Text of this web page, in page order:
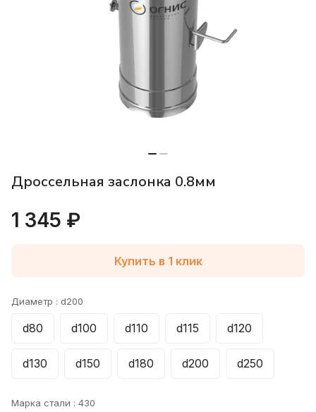
Дроссельная заслонка 0.8мм
1 345 ₽
Купить в 1 клик
Диаметр : d200
d80 d100 d110 d115 d120
d130 d150 d180 d200 d250
Марка стали : 430